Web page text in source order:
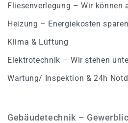
Fliesenverlegung – Wir können
Heizung – Energiekosten sparen
Klima & Lüftung
Elektrotechnik – Wir stehen
Wartung/ Inspektion & 24h
Gebäudetechnik –